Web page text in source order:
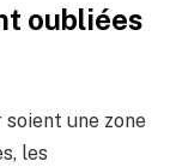
oubliées
une zone
les